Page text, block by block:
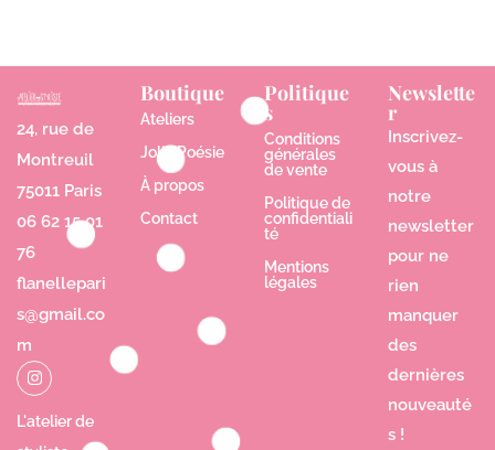
24, rue de
Montreuil
75011 Paris
06 62 15 01
76
flanellepari
s@gmail.co
m
L'atelier de
Boutique
Ateliers
Jolie Poésie
À propos
Contact
Politique
s
Conditions
générales
de vente
Politique de
confidentiali
té
Mentions
légales
Newslette
r
Inscrivez-
vous à
notre
newsletter
pour ne
rien
manquer
des
dernières
nouveauté
s !